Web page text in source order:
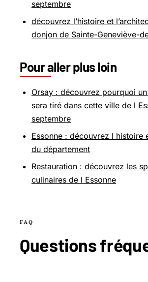
septembre
découvrez l’histoire et
donjon de Sainte-Geneviève-
Pour aller plus loin
Orsay : découvrez pourquoi
sera tiré dans cette ville de l
septembre
Essonne : découvrez l histoire
du département
Restauration : découvrez les
culinaires de l Essonne
FAQ
Questions